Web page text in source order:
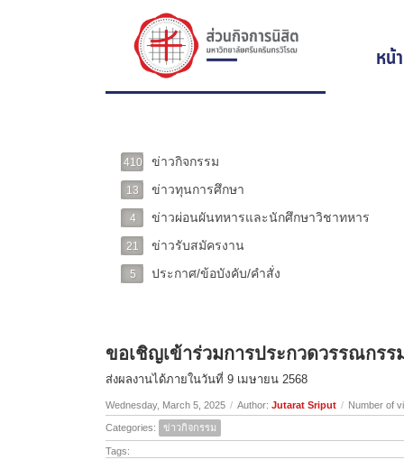
หน้
410 ข่าวกิจกรรม
13 ข่าวทุนการศึกษา
4 ข่าวผ่อนผันทหารและนักศึกษาวิชาทหาร
21 ข่าวรับสมัครงาน
5 ประกาศ/ข้อบังคับ/คำสั่ง
ขอเชิญเข้าร่วมการประกวดวรรณกรร
ส่งผลงานได้ภายในวันที่ 9 เมษายน 2568
Wednesday, March 5, 2025 / Author: Jutarat Sriput / Number of
Categories: ข่าวกิจกรรม
Tags: